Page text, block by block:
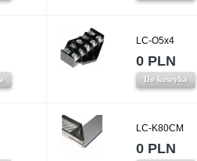
LC-O5x4
0 PLN
Do koszyka
LC-K80CM
0 PLN